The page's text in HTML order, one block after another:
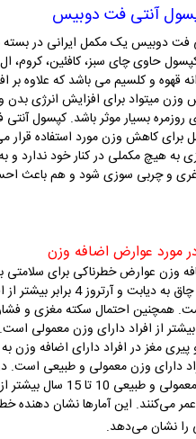
آنتی فت دوبیس
حاوی چای سبز، کافئین، کروم، ال
قهوه و کلسیم می باشد که علاوه بر
وزن میتواد برای افزایش انرژی
بسیار موثر باشد. کپسول
برای کاهش وزن مورد استفاده قرار
به هیچ مکملی در کنار خود ندارد و
و چربی سوزی شود و هم باعث
مورد عوارض اضافه وزن
وزن عوارض خطرناکی برای سلامتی
ابتلای افراد چاق به دیابت و
همچنین احتمال سکته مغزی و
بیشتر از افراد دارای وزن معمولی
دارای وزن معمولی و طبیعی است. در
دارای وزن معمولی و
می‌کنند. این آمارها نشان دهنده
را نشان می‌دهد.